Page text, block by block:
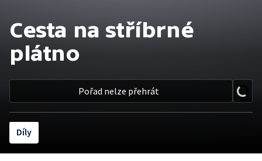
Cesta na stříbrné
plátno
Pořad nelze přehrát
Díly